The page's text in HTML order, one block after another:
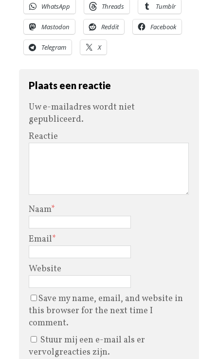
WhatsApp Threads Tumblr
Mastodon Reddit Facebook
Telegram X
Plaats een reactie
Uw e-mailadres wordt niet
gepubliceerd.
Reactie
Naam*
Email*
Website
Save my name, email, and website in
this browser for the next time I
comment.
Stuur mij een e-mail als er
vervolgreacties zijn.